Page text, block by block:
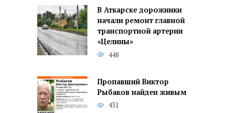
В Аткарске дорожники
начали ремонт главной
транспортной артерии
«Целины»
448
Пропавший Виктор
Рыбаков найден живым
431